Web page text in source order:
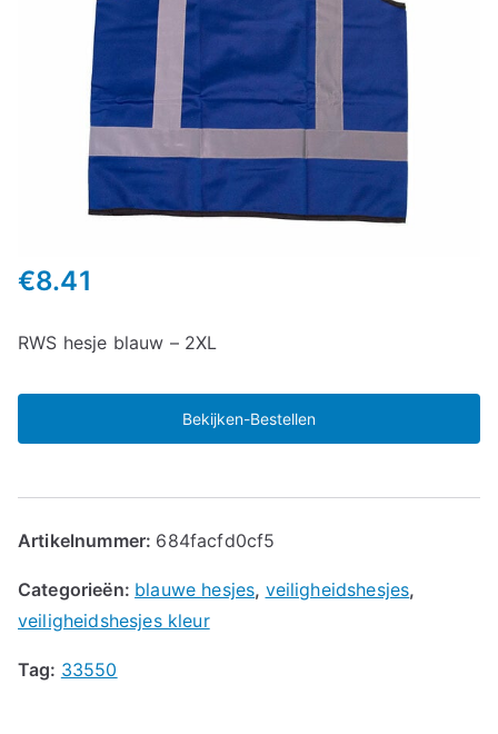
€8.41
RWS hesje blauw – 2XL
Bekijken-Bestellen
Artikelnummer: 684facfd0cf5
Categorieën: blauwe hesjes, veiligheidshesjes,
veiligheidshesjes kleur
Tag: 33550